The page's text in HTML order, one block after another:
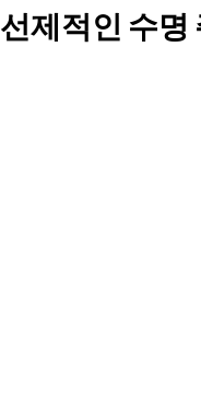
선제적인 수명